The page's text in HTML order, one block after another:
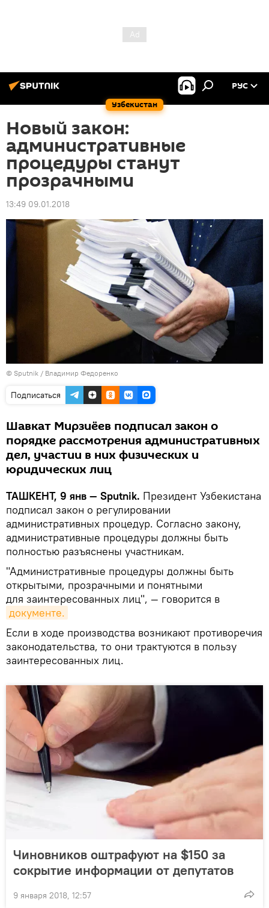
Узбекистан
РУС
Новый закон:
административные
процедуры станут
прозрачными
13:49 09.01.2018
© Sputnik / Владимир Федоренко
Подписаться
Шавкат Мирзиёев подписал закон о
порядке рассмотрения административных
дел, участии в них физических и
юридических лиц
ТАШКЕНТ, 9 янв — Sputnik. Президент Узбекистана
подписал закон о регулировании
административных процедур. Согласно закону,
административные процедуры должны быть
полностью разъяснены участникам.
"Административные процедуры должны быть
открытыми, прозрачными и понятными
для заинтересованных лиц", — говорится в
документе.
Если в ходе производства возникают противоречия
законодательства, то они трактуются в пользу
заинтересованных лиц.
Чиновников оштрафуют на $150 за
сокрытие информации от депутатов
9 января 2018, 12:57